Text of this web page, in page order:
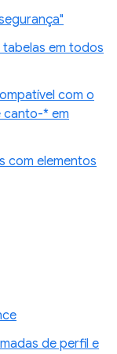
tabelas em todos
com o
* em
com elementos
de perfil e